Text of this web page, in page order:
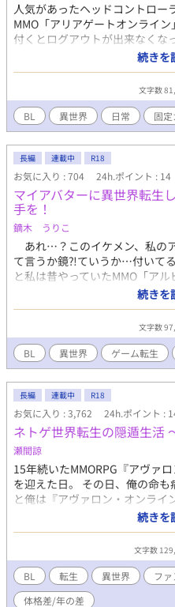
人気があったヘッドコントロー
MMO「アリアゲートオンライ
付くとログアウトが出来なく
て……？」 困惑する俺はプレ
闇魔族に襲われる。ゲームには
更に困惑を深めるが、そいつ
う。クソ弱いサブキャラじゃな
いのに！ 俺はたまたま死にか
活していくことになった。 「
「うぜぇ！」 僕（キース）×
MMOゲーマー）のR18BLです
ますが、半分はR18しています
欠けする世界で15日が増えてい
いく下弦になっております。
ますが、いつものように緩く見
です。 あと下弦になると大体
続きを
文字数
BL 異世界 日常 固
長編 連載中 R18
お気に入り : 704 24h.ポイント : 14
マイアバターに異世界転生
手を！
鏑木 うりこ
あれ…？このイケメン、私の
て言うか鏡⁈ていうか…付いて
と私は昔やっていたMMO「ア
る事に気がついた。 え？マス
れ？私たち3年も前に引退した
ゃってるんですけどーー！ 一
のギルド、脳筋ばっかりなんで
おります。 男性妊娠有り、主人
くに辺り、連載扱いになってお
になろう様にも掲載しており
続きを
文字数
BL 異世界 ゲーム転生
長編 連載中 R18
お気に入り : 3,762 24h.ポイント :
ネトゲ世界転生の隠遁生活
瀬間諒
15年続いたMMORPG『アヴァ
を迎えた日。 その日、俺の命
と俺は『アヴァロン・オンライ
クターのスルジェとしてゲーム
を500年していた。 そこで俺は
ま隠遁生活を満喫することに
設定です。 ※のんびり系なので
ん。 ※いずれR18になります。
ワリの種でもありません。 ※感
します)
続きを
文字数
BL 転生 異世界 フ
体格差/年の差